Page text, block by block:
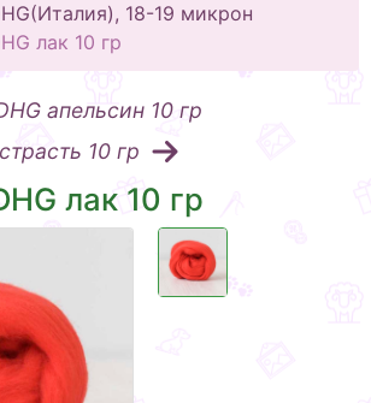
18-19 микрон
лак 10 гр
апельсин 10 гр
10 гр
лак 10 гр